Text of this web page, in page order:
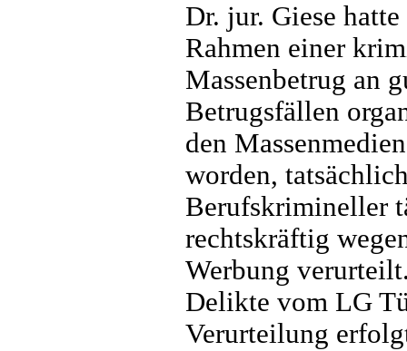
Dr. jur. Giese
Rahmen einer
Massenbetrug an
Betrugsfällen
den
worden,
Berufskrimineller
rechtskräftig
Werbung
Delikte vom LG
Verurteilung